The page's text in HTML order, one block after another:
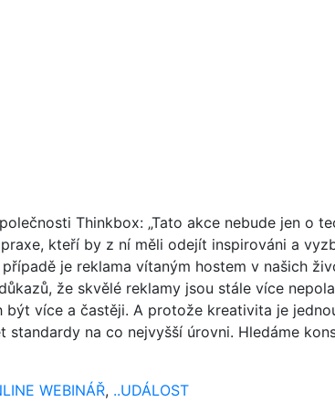
Thinkbox: „Tato akce nebude jen o
kteří by z ní měli odejít inspirováni a
je reklama vítaným hostem v našich
že skvělé reklamy jsou stále více
více a častěji. A protože kreativita je
standardy na co nejvyšší úrovni. Hledáme
WEBINÁŘ, ..UDÁLOST